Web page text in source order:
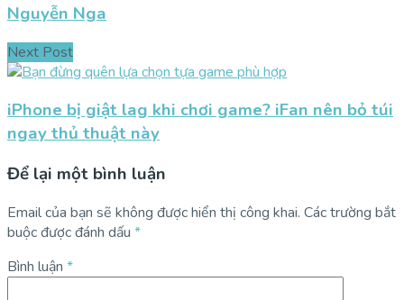
Nguyễn Nga
Next Post
iPhone bị giật lag khi chơi game? iFan nên bỏ túi
ngay thủ thuật này
Để lại một bình luận
Email của bạn sẽ không được hiển thị công khai. Các trường bắt
buộc được đánh dấu *
Bình luận *